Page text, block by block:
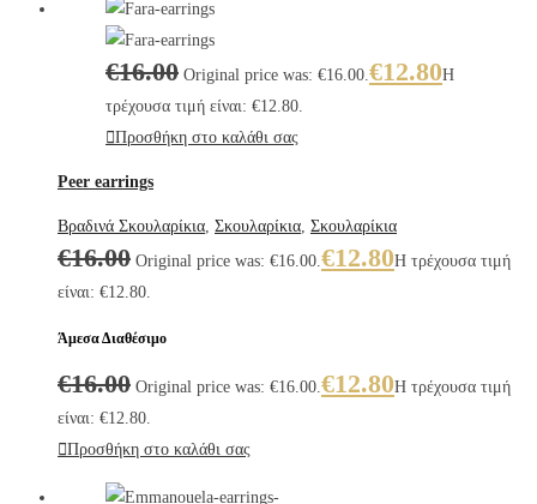
€16.00 Original price was: €16.00.€12.80Η
τρέχουσα τιμή είναι: €12.80.
Προσθήκη στο καλάθι σας
Peer earrings
Βραδινά Σκουλαρίκια, Σκουλαρίκια, Σκουλαρίκια
€16.00 Original price was: €16.00.€12.80Η τρέχουσα τιμή
είναι: €12.80.
Άμεσα Διαθέσιμο
€16.00 Original price was: €16.00.€12.80Η τρέχουσα τιμή
είναι: €12.80.
Προσθήκη στο καλάθι σας